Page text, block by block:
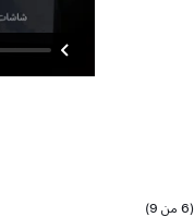
(6 من 9)